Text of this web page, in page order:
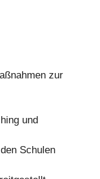
zur
und
Schulen